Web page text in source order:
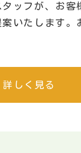
ッフが、お客
いたします。
詳しく見る